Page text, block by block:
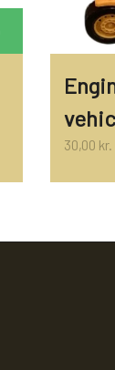
FRA
BAMSER
BIL
JUL
TEAKTRÆ
30,00 kr.